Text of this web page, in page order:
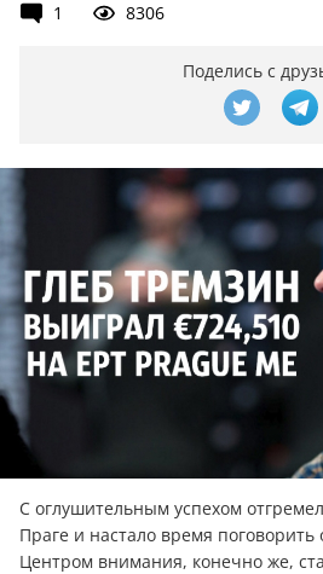
1
8306
Поделись с
С оглушительным успехом
Праге и настало время поговорить
Центром внимания, конечно же,